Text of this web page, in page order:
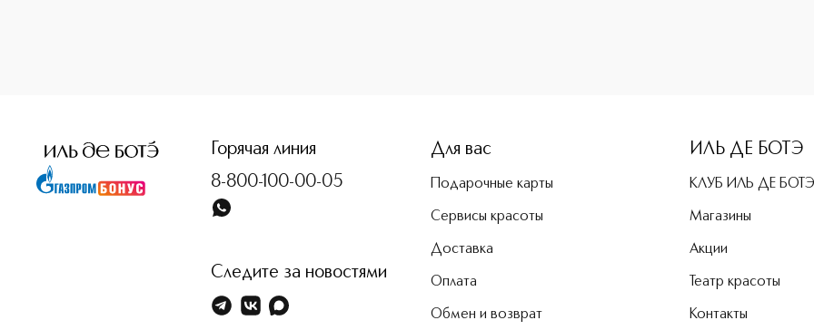
Горячая линия
8-800-100-00-05
Следите за новостями
Для вас
Подарочные карты
Сервисы красоты
Доставка
Оплата
Обмен и возврат
ИЛЬ ДЕ БОТЭ
КЛУБ ИЛЬ ДЕ БОТЭ
Магазины
Акции
Театр красоты
Контакты